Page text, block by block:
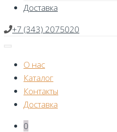
Доставка
+7 (343) 2075020
О нас
Каталог
Контакты
Доставка
0